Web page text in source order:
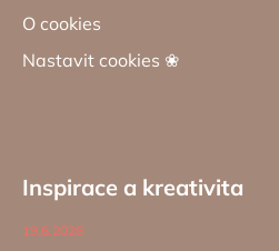
O cookies
Nastavit cookies ❀
Inspirace a kreativita
19.6.2026